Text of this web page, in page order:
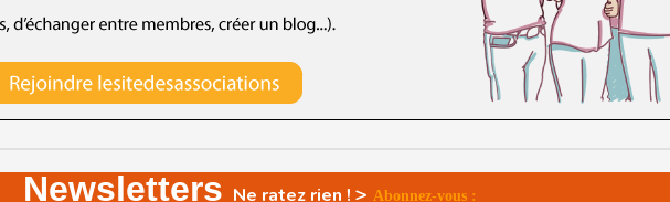
Newsletters Ne ratez rien ! > Abonnez-vous :